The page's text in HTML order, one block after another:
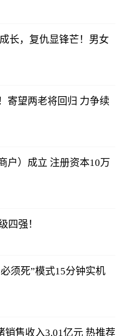
长，复仇显锋芒！男女
寄望两老将回归 力争续
户）成立 注册资本10万
四强！
须死”模式15分钟实机
销售收入3.01亿元 热推荐